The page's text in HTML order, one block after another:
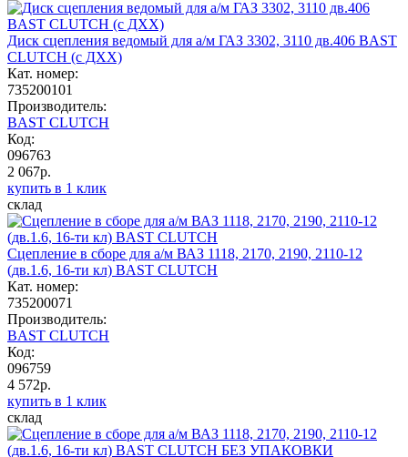
Диск сцепления ведомый для а/м ГАЗ 3302, 3110 дв.406 BAST
CLUTCH (с ДХХ)
Кат. номер:
735200101
Производитель:
BAST CLUTCH
Код:
096763
2 067р.
купить в 1 клик
склад
Сцепление в сборе для а/м ВАЗ 1118, 2170, 2190, 2110-12
(дв.1.6, 16-ти кл) BAST CLUTCH
Кат. номер:
735200071
Производитель:
BAST CLUTCH
Код:
096759
4 572р.
купить в 1 клик
склад